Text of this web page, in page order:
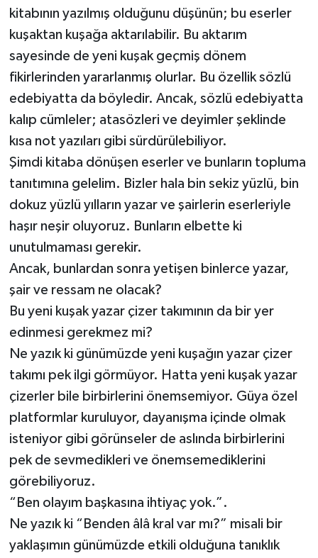
kitabının yazılmış olduğunu düşünün; bu eserler
kuşaktan kuşağa aktarılabilir. Bu aktarım
sayesinde de yeni kuşak geçmiş dönem
fikirlerinden yararlanmış olurlar. Bu özellik sözlü
edebiyatta da böyledir. Ancak, sözlü edebiyatta
kalıp cümleler; atasözleri ve deyimler şeklinde
kısa not yazıları gibi sürdürülebiliyor.
Şimdi kitaba dönüşen eserler ve bunların topluma
tanıtımına gelelim. Bizler hala bin sekiz yüzlü, bin
dokuz yüzlü yılların yazar ve şairlerin eserleriyle
haşır neşir oluyoruz. Bunların elbette ki
unutulmaması gerekir.
Ancak, bunlardan sonra yetişen binlerce yazar,
şair ve ressam ne olacak?
Bu yeni kuşak yazar çizer takımının da bir yer
edinmesi gerekmez mi?
Ne yazık ki günümüzde yeni kuşağın yazar çizer
takımı pek ilgi görmüyor. Hatta yeni kuşak yazar
çizerler bile birbirlerini önemsemiyor. Güya özel
platformlar kuruluyor, dayanışma içinde olmak
isteniyor gibi görünseler de aslında birbirlerini
pek de sevmedikleri ve önemsemediklerini
görebiliyoruz.
“Ben olayım başkasına ihtiyaç yok.”.
Ne yazık ki “Benden âlâ kral var mı?” misali bir
yaklaşımın günümüzde etkili olduğuna tanıklık